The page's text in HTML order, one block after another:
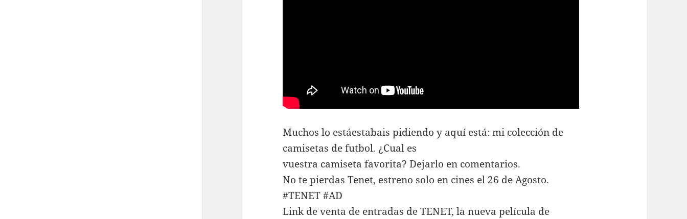
Muchos lo estáestabais pidiendo y aquí está: mi colección de
camisetas de futbol. ¿Cual es
vuestra camiseta favorita? Dejarlo en comentarios.
No te pierdas Tenet, estreno solo en cines el 26 de Agosto.
#TENET #AD
Link de venta de entradas de TENET, la nueva película de